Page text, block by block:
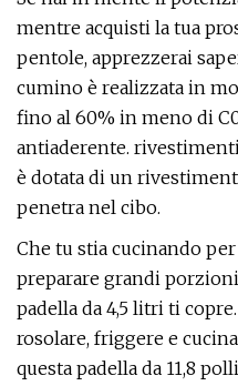
mentre acquisti la tua
pentole, apprezzerai
cumino è realizzata in
fino al 60% in meno di
antiaderente.
è dotata di un
penetra nel cibo.
Che tu stia cucinando
preparare grandi
padella da 4,5 litri ti
rosolare, friggere e
questa padella da 11,8